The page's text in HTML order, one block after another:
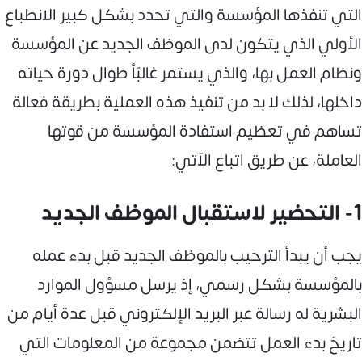
التي تنفذها المؤسسة والتي تحدد بشكل كبير الانطباع
الأولي الذي يتكون لدى الموظف الجديد عن المؤسسة
ونظام العمل بها، والذي يستمر غالبًأ طوال دورة حياته
داخلها، لذلك لا بد من تنفيذ هذه العملية بطريقة فعالة
تساهم في تعظيم استفادة المؤسسة من قوتها
العاملة، عن طريق اتباع الآتي:
1- التحضير لاستقبال الموظف الجديد
يجب أن يبدأ الترحيب بالموظف الجديد قبل بدء عمله
بالمؤسسة بشكل رسمي، إذ يرسل مسؤول الموارد
البشرية له رسالة عبر البريد الإلكتروني قبل عدة أيام من
تاريخ بدء العمل تتضمن مجموعة من المعلومات التي